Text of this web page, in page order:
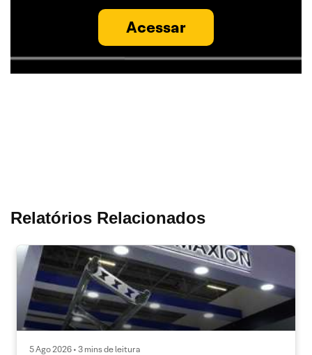
Acessar
Relatórios Relacionados
5 Ago 2026 • 3 mins de leitura